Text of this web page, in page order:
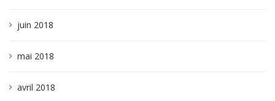
juin 2018
mai 2018
avril 2018